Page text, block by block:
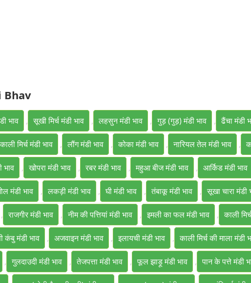
Bhav
भाव , सूखी मिर्च मंडी भाव , लहसुन मंडी भाव , गुड़ (गुड़) मंडी भाव , ढैंचा मंडी
काली मिर्च मंडी भाव , लौंग मंडी भाव , कोका मंडी भाव , नारियल तेल मंडी भाव ,
भाव , खोपरा मंडी भाव , रबर मंडी भाव , महुआ बीज मंडी भाव , आर्किड मंडी भाव
मंडी भाव , लकड़ी मंडी भाव , घी मंडी भाव , तंबाकू मंडी भाव , सूखा चारा मंडी
, राजगीर मंडी भाव , नीम की पत्तियां मंडी भाव , इमली का फल मंडी भाव , काली
कंबु मंडी भाव , अजवाइन मंडी भाव , इलायची मंडी भाव , काली मिर्च की माला मंडी
, गुलदाउदी मंडी भाव , तेजपत्ता मंडी भाव , फूल झाड़ू मंडी भाव , पान के पत्ते मंडी